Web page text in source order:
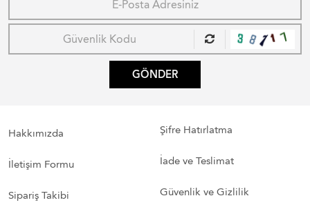
GÖNDER
Hakkımızda
İletişim Formu
Sipariş Takibi
Şifre Hatırlatma
İade ve Teslimat
Güvenlik ve Gizlilik